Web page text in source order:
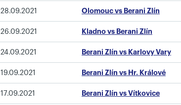
28.09.2021 Olomouc vs Berani Zlín
26.09.2021 Kladno vs Berani Zlín
24.09.2021 Berani Zlín vs Karlovy Vary
19.09.2021 Berani Zlín vs Hr. Králové
17.09.2021 Berani Zlín vs Vítkovice